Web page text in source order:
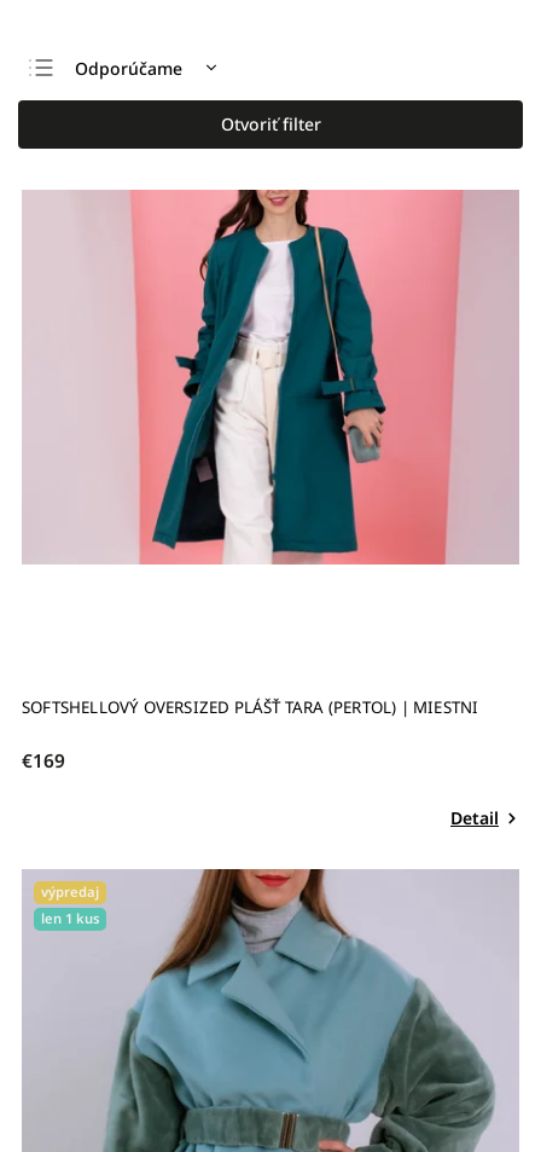
Odporúčame
Najlacnejšie
Najdrahšie
Otvoriť filter
SOFTSHELLOVÝ OVERSIZED PLÁŠŤ TARA (PERTOL) | MIESTNI
€169
Detail
výpredaj
len 1 kus